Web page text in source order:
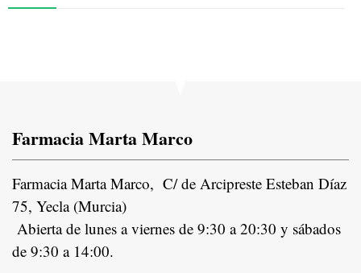
Farmacia Marta Marco
Farmacia Marta Marco, C/ de Arcipreste Esteban Díaz
75, Yecla (Murcia)
Abierta de lunes a viernes de 9:30 a 20:30 y sábados
de 9:30 a 14:00.